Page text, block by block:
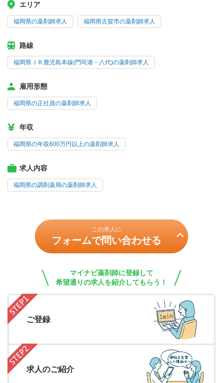
エリア
福岡県の薬剤師求人 福岡県古賀市の薬剤師求人
路線
福岡県ＪＲ鹿児島本線(門司港－八代)の薬剤師求人
雇用形態
福岡県の正社員の薬剤師求人
年収
福岡県の年収600万円以上の薬剤師求人
求人内容
福岡県の調剤薬局の薬剤師求人
この求人に
フォームで問い合わせる
マイナビ薬剤師に登録して
希望通りの求人を紹介してもらう！
ご登録
求人のご紹介